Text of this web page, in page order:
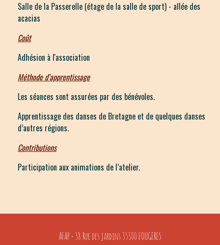
Salle de la Passerelle (étage de la salle de sport) - allée des
acacias
Coût
Adhésion à l'association
Méthode d’apprentissage
Les séances sont assurées par des bénévoles.
Apprentissage des danses de Bretagne et de quelques danses
d’autres régions.
Contributions
Participation aux animations de l’atelier.
AFAP - 38 Rue des jardins 35300 FOUGERES